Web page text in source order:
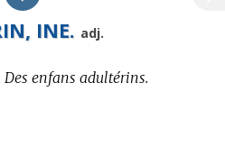
INE. adj.
Des enfans adultérins.